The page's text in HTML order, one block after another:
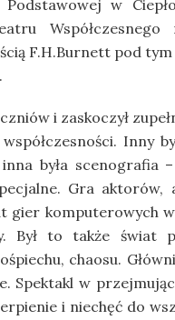
Podstawowej w
F.H.Burnett pod tym
i zaskoczył
Inny
była scenografia
Gra
gier komputerowych
Był to także świat
chaosu.
Spektakl w
i niechęć do